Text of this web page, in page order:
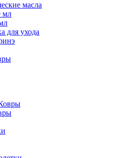
масла
мл
для ухода